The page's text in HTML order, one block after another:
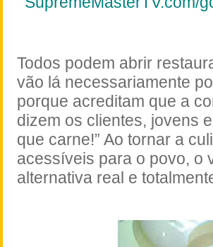
Todos podem abrir
vão lá necessariamente
porque acreditam que a
dizem os clientes, jovens
que carne!” Ao tornar a
acessíveis para o povo, o
alternativa real e